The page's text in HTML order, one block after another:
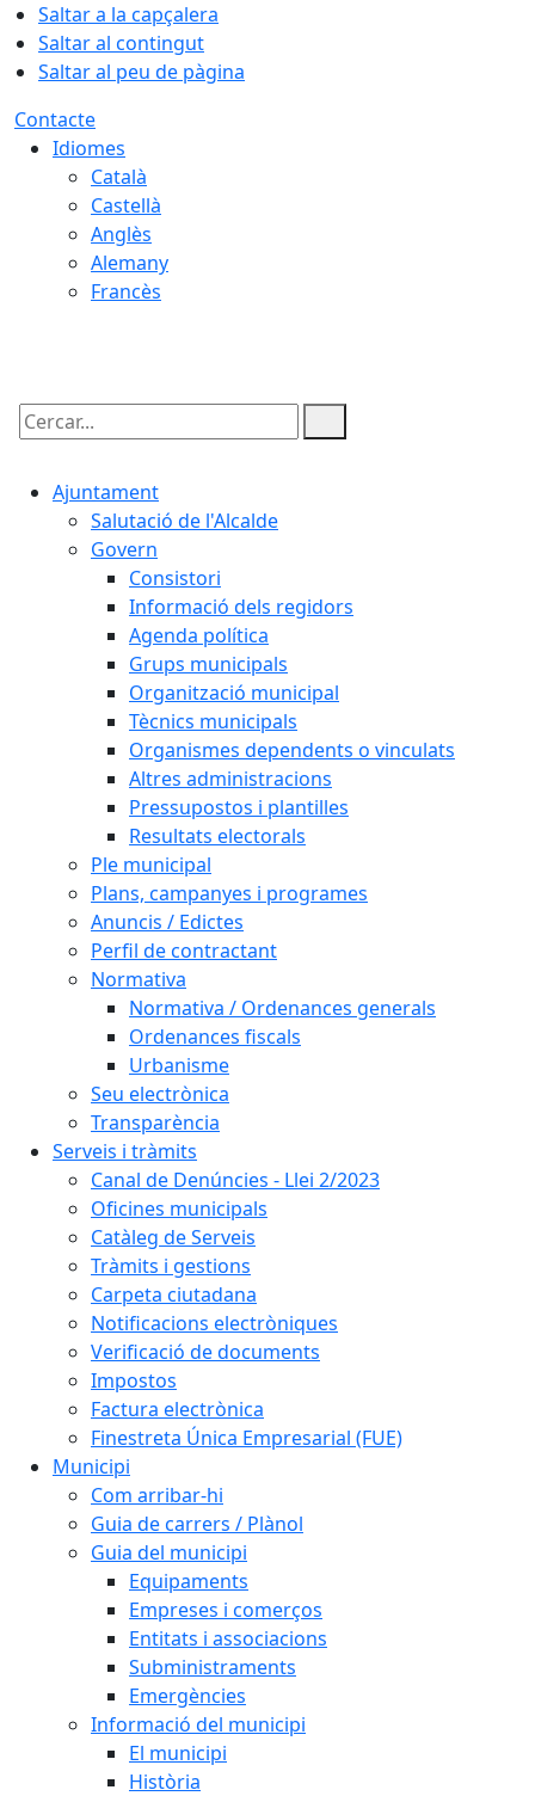
Saltar a la capçalera
Saltar al contingut
Saltar al peu de pàgina
Contacte
Idiomes
Català
Castellà
Anglès
Alemany
Francès
Cercar:
Ajuntament
Salutació de l'Alcalde
Govern
Consistori
Informació dels regidors
Agenda política
Grups municipals
Organització municipal
Tècnics municipals
Organismes dependents o vinculats
Altres administracions
Pressupostos i plantilles
Resultats electorals
Ple municipal
Plans, campanyes i programes
Anuncis / Edictes
Perfil de contractant
Normativa
Normativa / Ordenances generals
Ordenances fiscals
Urbanisme
Seu electrònica
Transparència
Serveis i tràmits
Canal de Denúncies - Llei 2/2023
Oficines municipals
Catàleg de Serveis
Tràmits i gestions
Carpeta ciutadana
Notificacions electròniques
Verificació de documents
Impostos
Factura electrònica
Finestreta Única Empresarial (FUE)
Municipi
Com arribar-hi
Guia de carrers / Plànol
Guia del municipi
Equipaments
Empreses i comerços
Entitats i associacions
Subministraments
Emergències
Informació del municipi
El municipi
Història